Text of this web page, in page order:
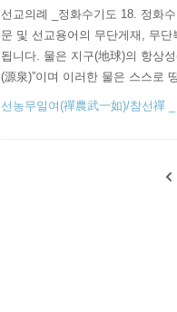
선교의례 _정화수기도 18. 정화
문 및 선교용어의 무단게재, 무
됩니다. 물은 지구(地球)의 항상
(源泉)”이며 이러한 물은 스스로
인 백두산천지(白頭山天池)의 물
선농무일여(禪農武一如)/참선禪